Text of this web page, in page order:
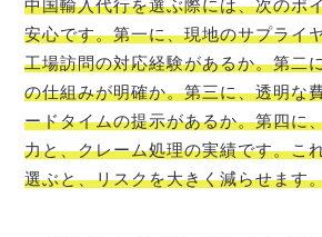
中国輸入代行を選ぶ際には、次のポ
安心です。第一に、現地のサプライ
工場訪問の対応経験があるか。第二
の仕組みが明確か。第三に、透明な
ードタイムの提示があるか。第四に
力と、クレーム処理の実績です。こ
選ぶと、リスクを大きく減らせます